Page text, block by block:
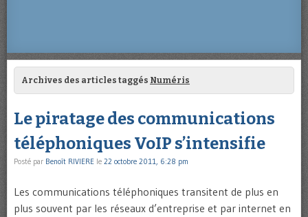
Archives des articles taggés Numéris
Le piratage des communications
téléphoniques VoIP s’intensifie
Posté par Benoît RIVIERE le 22 octobre 2011, 6:28 pm
Les communications téléphoniques transitent de plus en
plus souvent par les réseaux d’entreprise et par internet en